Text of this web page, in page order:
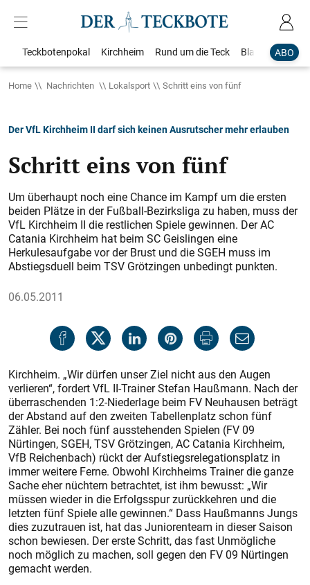
ABO
Teckbotenpokal Kirchheim Rund um die Teck Blaulicht
Home Nachrichten Lokalsport Schritt eins von fünf
Der VfL Kirchheim II darf sich keinen Ausrutscher mehr erlauben
Schritt eins von fünf
Um überhaupt noch eine Chance im Kampf um die ersten
beiden Plätze in der Fußball-Bezirksliga zu haben, muss der
VfL Kirchheim II die restlichen Spiele gewinnen. Der AC
Catania Kirchheim hat beim SC Geislingen eine
Herkulesaufgabe vor der Brust und die SGEH muss im
Abstiegsduell beim TSV Grötzingen unbedingt punkten.
06.05.2011
Kirchheim. „Wir dürfen unser Ziel nicht aus den Augen
verlieren“, fordert VfL II-Trainer Stefan Haußmann. Nach der
überraschenden 1:2-Niederlage beim FV Neuhausen beträgt
der Abstand auf den zweiten Tabellenplatz schon fünf
Zähler. Bei noch fünf ausstehenden Spielen (FV 09
Nürtingen, SGEH, TSV Grötzingen, AC Catania Kirchheim,
VfB Reichenbach) rückt der Aufstiegsrelegationsplatz in
immer weitere Ferne. Obwohl Kirchheims Trainer die ganze
Sache eher nüchtern betrachtet, ist ihm bewusst: „Wir
müssen wieder in die Erfolgsspur zurückkehren und die
letzten fünf Spiele alle gewinnen.“ Dass Haußmanns Jungs
dies zuzutrauen ist, hat das Juniorenteam in dieser Saison
schon bewiesen. Der erste Schritt, das fast Unmögliche
noch möglich zu machen, soll gegen den FV 09 Nürtingen
gemacht werden.